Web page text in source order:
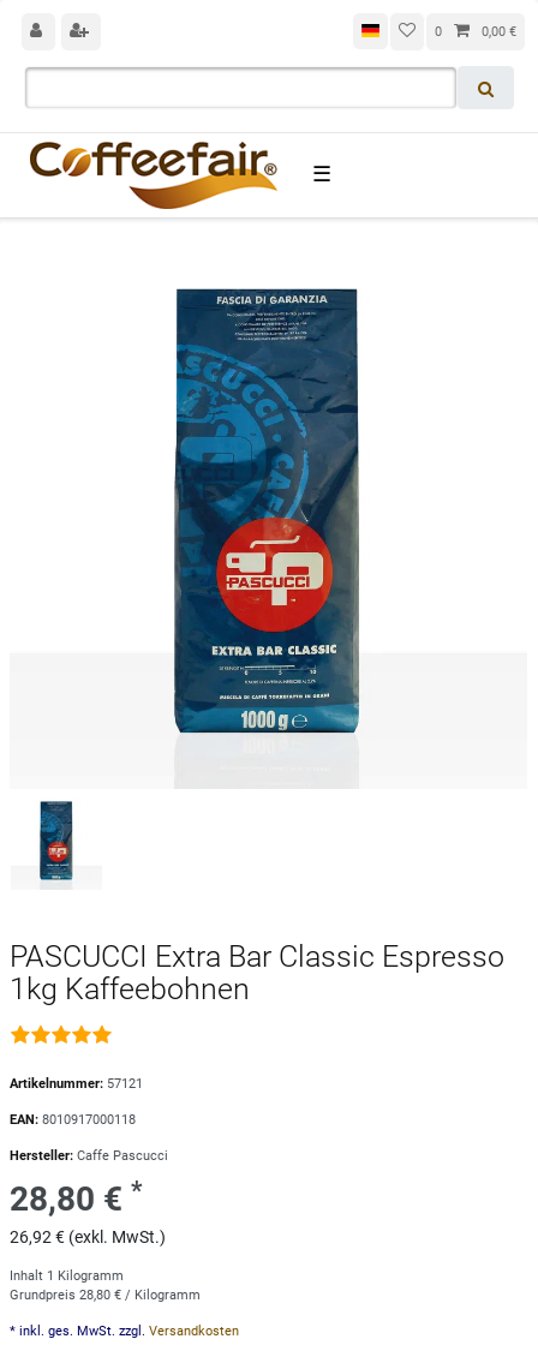
0 0,00 €
☰
PASCUCCI Extra Bar Classic Espresso
1kg Kaffeebohnen
Artikelnummer: 57121
EAN: 8010917000118
Hersteller: Caffe Pascucci
28,80 € *
26,92 € (exkl. MwSt.)
Inhalt 1
Kilogramm
Grundpreis 28,80 € / Kilogramm
* inkl. ges. MwSt. zzgl. Versandkosten